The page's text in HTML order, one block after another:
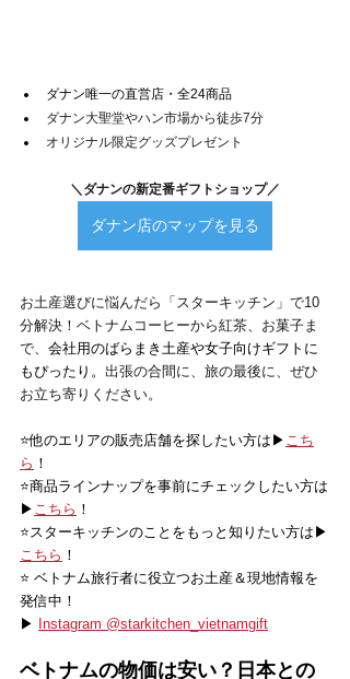
ダナン唯一の直営店・全24商品
ダナン大聖堂やハン市場から徒歩7分
オリジナル限定グッズプレゼント
＼ダナンの新定番ギフトショップ／
ダナン店のマップを見る
お土産選びに悩んだら「スターキッチン」で10
分解決！ベトナムコーヒーから紅茶、お菓子ま
で、 会社用のばらまき土産や女子向けギフトに
もぴったり。 出張の合間に、旅の最後に、ぜひ
お立ち寄りください。
⭐️他のエリアの販売店舗を探したい方は▶ こち
ら ！
⭐️商品ラインナップを事前にチェックしたい方は
▶ こちら ！
⭐️スターキッチンのことをもっと知りたい方は▶
こちら ！
⭐️ ベトナム旅行者に役立つお土産＆現地情報を
発信中！
▶ Instagram @starkitchen_vietnamgift
ベトナムの物価は安い？日本との